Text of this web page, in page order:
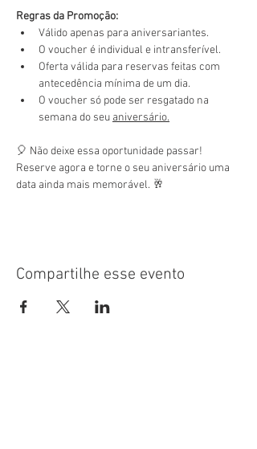
Regras da Promoção:
Válido apenas para aniversariantes.
O voucher é individual e intransferível.
Oferta válida para reservas feitas com
antecedência mínima de um dia.
O voucher só pode ser resgatado na
semana do seu aniversário.
🎈 Não deixe essa oportunidade passar!
Reserve agora e torne o seu aniversário uma
data ainda mais memorável. 🥂
Compartilhe esse evento